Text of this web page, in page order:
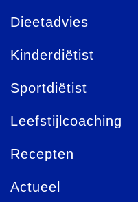
Dieetadvies
Kinderdiëtist
Sportdiëtist
Leefstijlcoaching
Recepten
Actueel